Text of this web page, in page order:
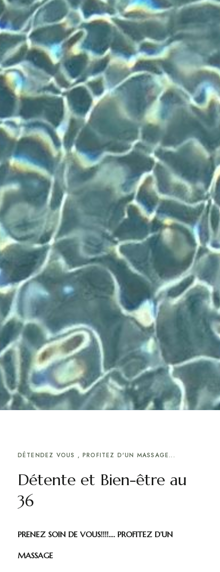
DÉTENDEZ VOUS , PROFITEZ D'UN MASSAGE...
Détente et Bien-être au
36
PRENEZ SOIN DE VOUS!!!!…. PROFITEZ D’UN
MASSAGE